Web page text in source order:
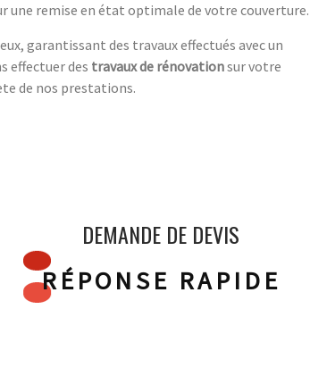
une remise en état optimale de votre couverture.
garantissant des travaux effectués avec un
effectuer des travaux de rénovationsur votre
de nos prestations.
DEMANDE DE DEVIS
RÉPONSE RAPIDE